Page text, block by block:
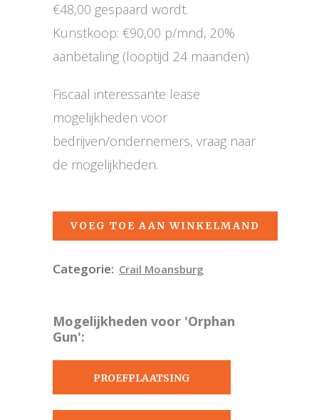
€48,00 gespaard wordt.
Kunstkoop: €90,00 p/mnd, 20%
aanbetaling (looptijd 24 maanden)
Fiscaal interessante lease
mogelijkheden voor
bedrijven/ondernemers, vraag naar
de mogelijkheden.
VOEG TOE AAN WINKELMAND
Categorie: Crail Moansburg
Mogelijkheden voor 'Orphan
Gun':
PROEFPLAATSING